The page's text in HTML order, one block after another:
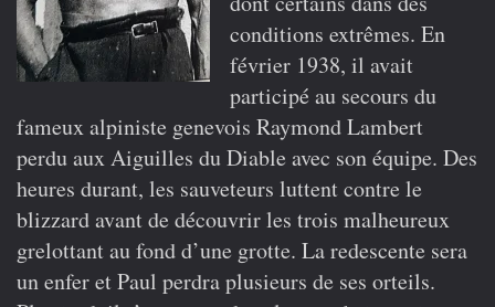
conditions extrêmes. En
février 1938, il avait
participé au secours du
fameux alpiniste genevois Raymond Lambert
perdu aux Aiguilles du Diable avec son équipe. Des
heures durant, les sauveteurs luttent contre le
blizzard avant de découvrir les trois malheureux
grelottant au fond d’une grotte. La redescente sera
un enfer et Paul perdra plusieurs de ses orteils.